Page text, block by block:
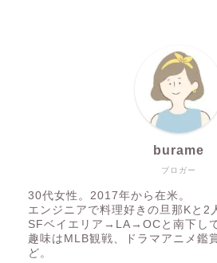
ブロガー
burame
30代女性。2017年から在米。
エンジニアで料理好きの旦那Kと2
SFベイエリア→LA→OCと南下して
趣味はMLB観戦、ドラマアニメ鑑
ど。